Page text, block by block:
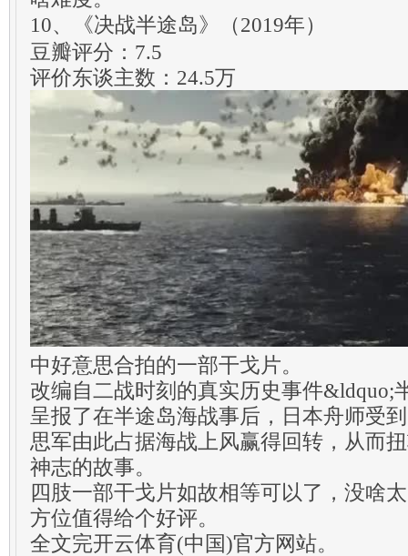
10、《决战半途岛》（2019年）
豆瓣评分：7.5
评价东谈主数：24.5万
中好意思合拍的一部干戈片。
改编自二战时刻的真实历史事件&ldquo;
呈报了在半途岛海战事后，日本舟师受
思军由此占据海战上风赢得回转，从而
神志的故事。
四肢一部干戈片如故相等可以了，没啥
方位值得给个好评。
全文完开云体育(中国)官方网站。